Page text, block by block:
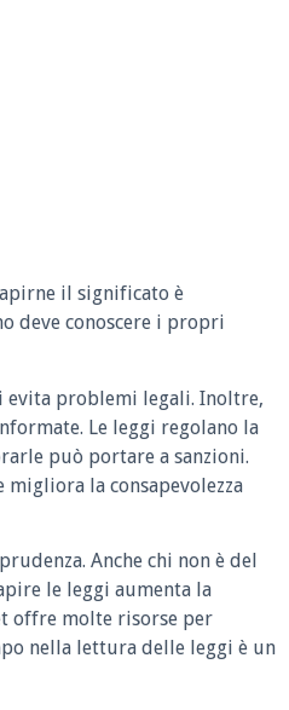
il significato è
deve conoscere i propri
evita problemi legali. Inoltre,
Le leggi regolano la
può portare a sanzioni.
la consapevolezza
Anche chi non è del
le leggi aumenta la
offre molte risorse per
nella lettura delle leggi è un